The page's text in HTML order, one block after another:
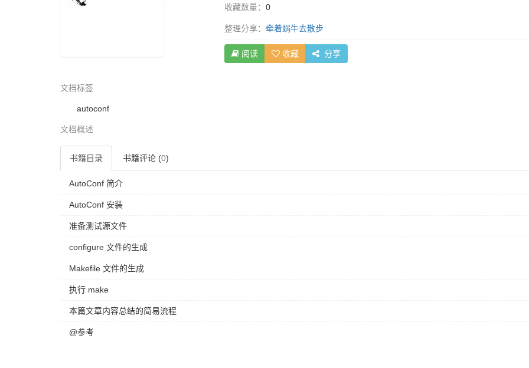
收藏数量： 0
整理分享： 牵着蜗牛去散步
阅读 收藏 分享
文档标签
autoconf
文档概述
书籍目录 书籍评论 (0)
AutoConf 简介
AutoConf 安装
准备测试源文件
configure 文件的生成
Makefile 文件的生成
执行 make
本篇文章内容总结的简易流程
@参考